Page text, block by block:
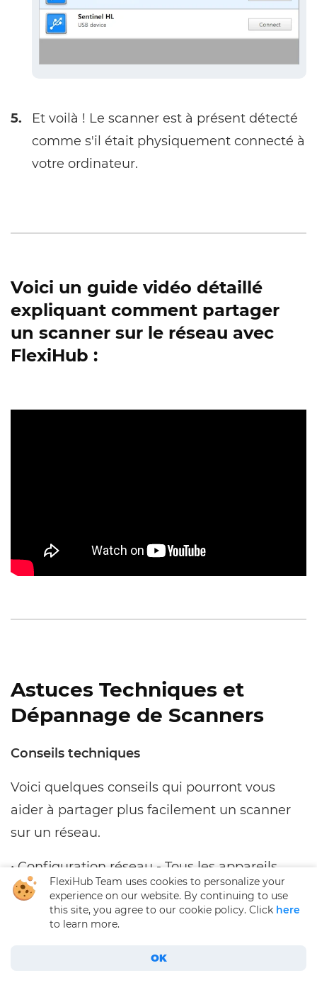
FlexiHub Team uses cookies to personalize your
experience on our website. By continuing to use
this site, you agree to our cookie policy. Click here
to learn more.
OK
5.
Et voilà ! Le scanner est à présent détecté
comme s'il était physiquement connecté à
votre ordinateur.
Voici un guide vidéo détaillé
expliquant comment partager
un scanner sur le réseau avec
FlexiHub :
Astuces Techniques et
Dépannage de Scanners
Conseils techniques
Voici quelques conseils qui pourront vous
aider à partager plus facilement un scanner
sur un réseau.
• Configuration réseau - Tous les appareils
souhaitant accéder au scanner partagé
doivent être connectés au même réseau.
paramètres du routeur ou du pare-feu sur les